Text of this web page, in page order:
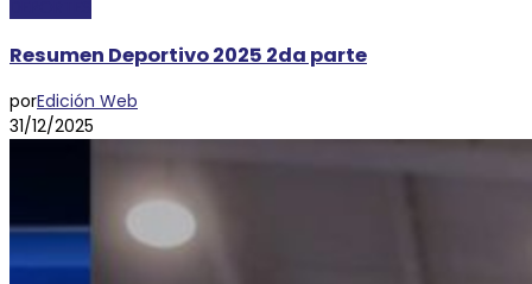
Resumen Deportivo 2025 2da parte
porEdición Web
31/12/2025